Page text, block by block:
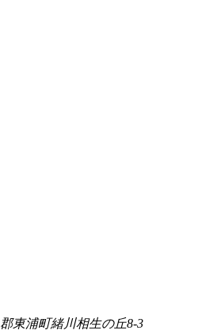
東浦町緒川相生の丘8-3